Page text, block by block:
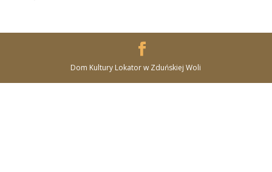
Dom Kultury Lokator w Zduńskiej Woli